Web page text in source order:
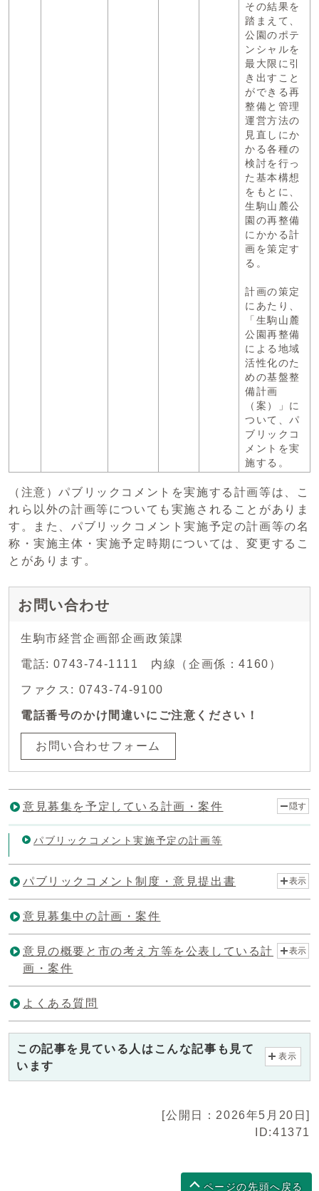
その結果を
踏まえて、
公園のポテ
ンシャルを
最大限に引
き出すこと
ができる再
整備と管理
運営方法の
見直しにか
かる各種の
検討を行っ
た基本構想
をもとに、
生駒山麓公
園の再整備
にかかる計
画を策定す
る。
計画の策定
にあたり、
「生駒山麓
公園再整備
による地域
活性化のた
めの基盤整
備計画
（案）」に
ついて、パ
ブリックコ
メントを実
施する。
（注意）パブリックコメントを実施する計画等は、こ
れら以外の計画等についても実施されることがありま
す。また、パブリックコメント実施予定の計画等の名
称・実施主体・実施予定時期については、変更するこ
とがあります。
お問い合わせ
生駒市経営企画部企画政策課
電話: 0743-74-1111 内線（企画係：4160）
ファクス: 0743-74-9100
電話番号のかけ間違いにご注意ください！
お問い合わせフォーム
意見募集を予定している計画・案件 隠す
パブリックコメント実施予定の計画等
パブリックコメント制度・意見提出書 表示
意見募集中の計画・案件
意見の概要と市の考え方等を公表している計
画・案件
表示
よくある質問
この記事を見ている人はこんな記事も見て
います
表示
[公開日：2026年5月20日]
ID:41371
ページの先頭へ戻る